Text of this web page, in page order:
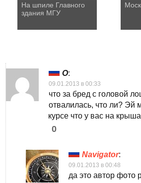
На шпиле Главного
здания МГУ
O:
09.01.2013 в 00:33
что за бред с головой
отвалилась, что ли? Эй
курсе что у вас на
0
Navigator:
09.01.2013 в 00:48
да это автор фото